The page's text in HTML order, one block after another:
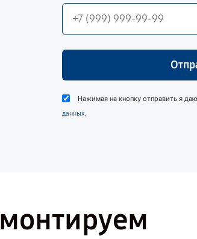
Нажимая на кнопку отправить я
данных.